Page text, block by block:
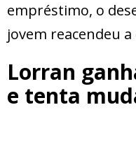
empréstimo, o
jovem reacendeu
Lorran
e tenta